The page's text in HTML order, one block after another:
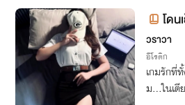
โดน
วราวา
อีโรติก
เกมรักที่
ม…ในเตี